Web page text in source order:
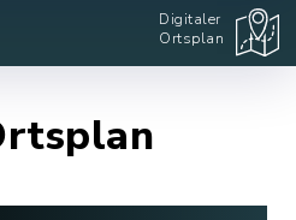
Digitaler
Ortsplan